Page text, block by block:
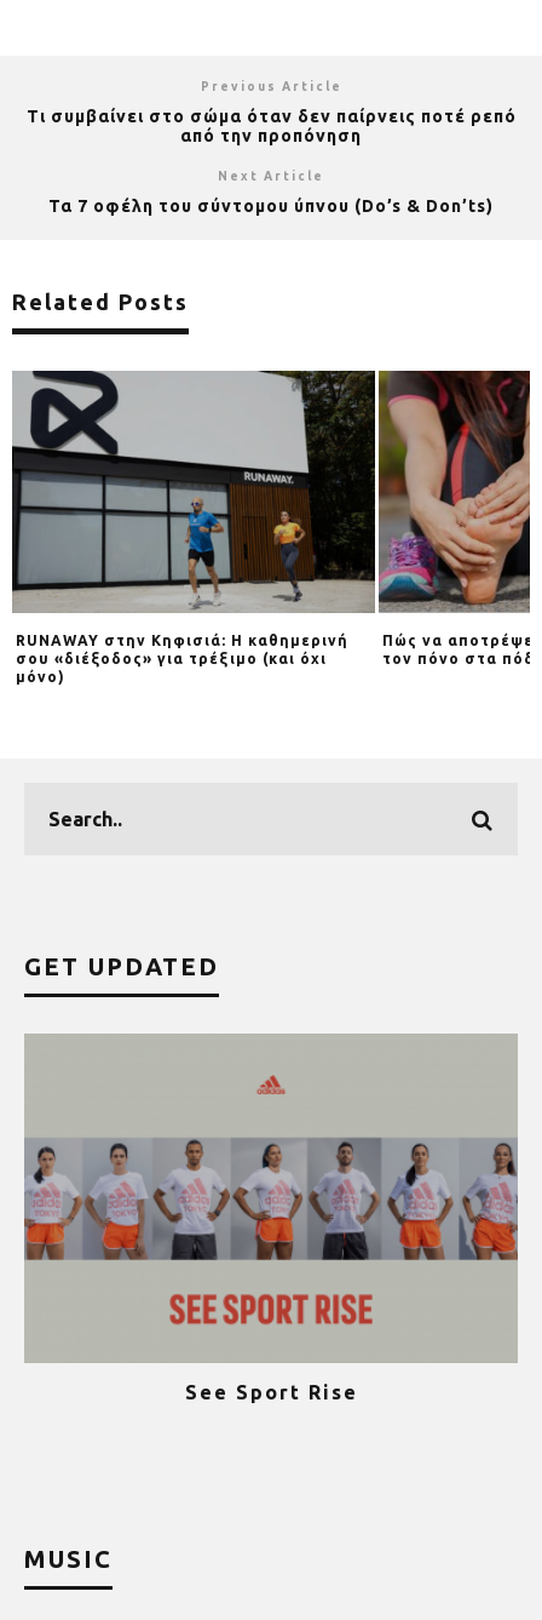
Previous Article
Τι συμβαίνει στο σώμα όταν δεν παίρνεις ποτέ ρεπό
από την προπόνηση
Next Article
Τα 7 οφέλη του σύντομου ύπνου (Do’s & Don’ts)
Related Posts
RUNAWAY στην Κηφισιά: Η καθημερινή
σου «διέξοδος» για τρέξιμο (και όχι
μόνο)
Πώς να
τον πόνο στα
GET UPDATED
See Sport Rise
MUSIC